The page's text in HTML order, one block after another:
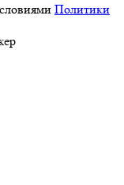
Политики